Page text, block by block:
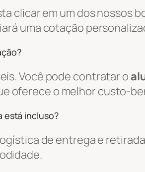
clicar em um dos
uma cotação
Você pode contratar o
oferece o melhor custo-
está incluso?
de entrega e